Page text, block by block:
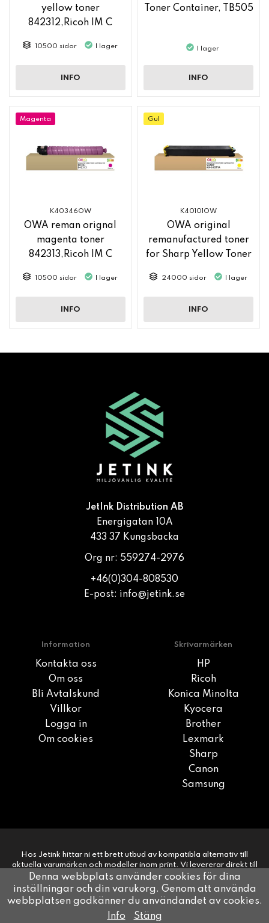
yellow toner
842312,Ricoh IM C
10500 sidor I lager
INFO
Toner Container, TB505
I lager
INFO
Magenta
K40346OW
OWA reman orignal
magenta toner
842313,Ricoh IM C
10500 sidor I lager
INFO
Gul
K40101OW
OWA original
remanufactured toner
for Sharp Yellow Toner
24000 sidor I lager
INFO
JetInk Distribution AB
Energigatan 10A
433 37 Kungsbacka
Org nr: 559274-2976
+46(0)304-808530
E-post: info@jetink.se
Information
Kontakta oss
Om oss
Bli Avtalskund
Villkor
Logga in
Om cookies
Skrivarmärken
HP
Ricoh
Konica Minolta
Kyocera
Brother
Lexmark
Sharp
Canon
Samsung
Hos Jetink hittar ni ett brett utbud av kompatibla alternativ till
aktuella varumärken och modeller inom print. Vi levererar direkt till
era kunder på 1-2 dagar. Snabbt, smidigt, enkelt.
Drift & produktion: Wikinggruppen
Denna webbplats använder cookies för dina
inställningar och din varukorg. Genom att använda
webbplatsen godkänner du användandet av cookies.
Info
Stäng